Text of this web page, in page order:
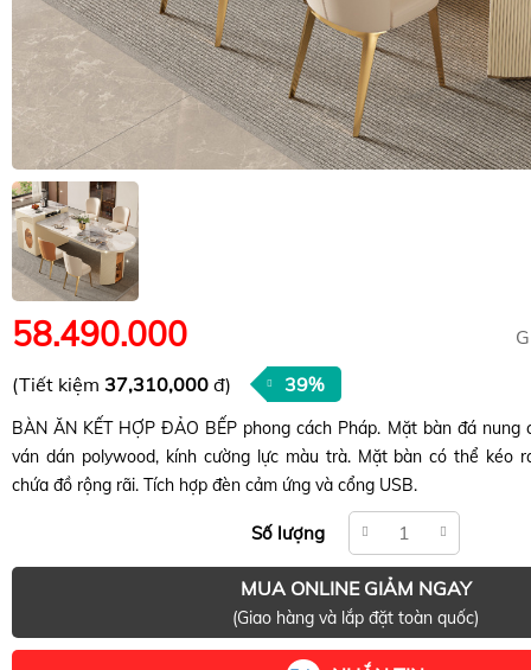
58.490.000
(Tiết kiệm 37,310,000 đ) 39%
BÀN ĂN KẾT HỢP ĐẢO BẾP phong cách Pháp. Mặt bàn đá nung
ván dán polywood, kính cường lực màu trà. Mặt bàn có thể kéo
chứa đồ rộng rãi. Tích hợp đèn cảm ứng và cổng USB.
Số lượng
MUA ONLINE GIẢM NGAY
(Giao hàng và lắp đặt toàn quốc)